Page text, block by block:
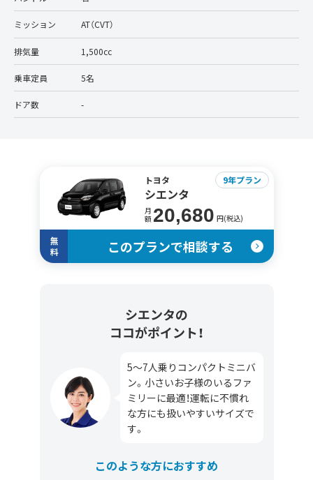
ミッション AT（CVT）
排気量 1,500cc
乗車定員 5名
ドア数 -
トヨタ
シエンタ
月
額 20,680 円(税込)
9年プラン
無
料
このプランで相談する
シエンタの
ココがポイント！
5～7人乗りコンパクトミニバ
ン。小さいお子様のいるファ
ミリーに最適！運転に不慣れ
な方にも扱いやすいサイズで
す。
このような方におすすめ